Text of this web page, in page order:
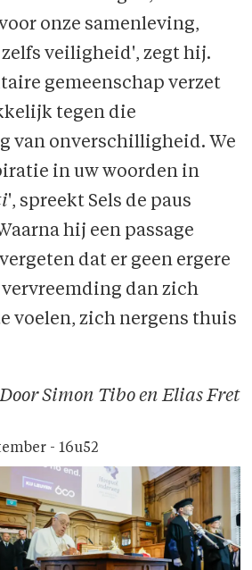
onze samenleving,
veiligheid', zegt hij.
gemeenschap verzet
tegen die
van onverschilligheid. We
in uw woorden in
', spreekt Sels de paus
hij een passage
dat er geen ergere
dan zich
voelen, zich nergens thuis
Simon Tibo en Elias Fret
- 16u52